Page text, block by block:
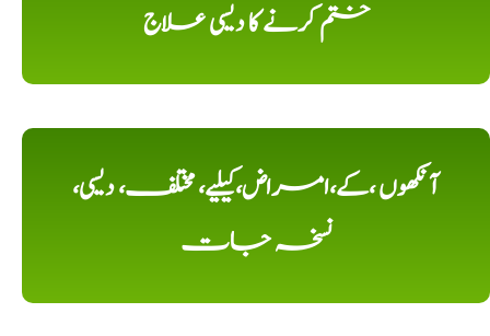
ختم کرنے کا دیسی علاج
آنکھوں ،کے،امراض،کیلیے، مختلف، دیسی،
نسخہ جات